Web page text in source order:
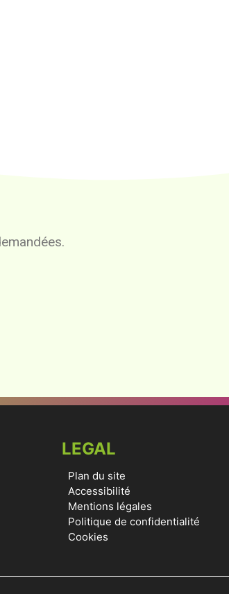
LEGAL
Plan du site
Accessibilité
Mentions légales
Politique de confidentialité
Cookies